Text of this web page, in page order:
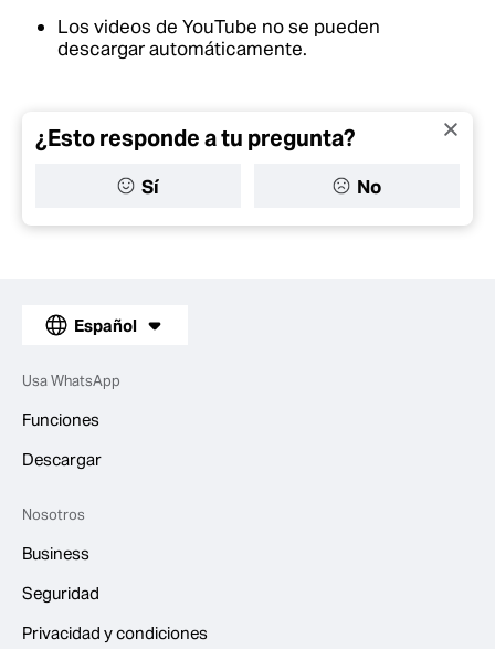
Los videos de YouTube no se pueden
descargar automáticamente.
¿Esto responde a tu pregunta?
Sí No
Español
Usa WhatsApp
Funciones
Descargar
Nosotros
Business
Seguridad
Privacidad y condiciones